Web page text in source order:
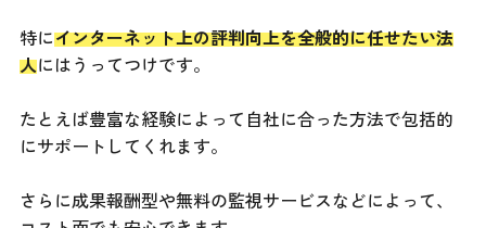
特にインターネット上の評判向上を全般的に任せたい法
人にはうってつけです。
たとえば豊富な経験によって自社に合った方法で包括的
にサポートしてくれます。
さらに成果報酬型や無料の監視サービスなどによって、